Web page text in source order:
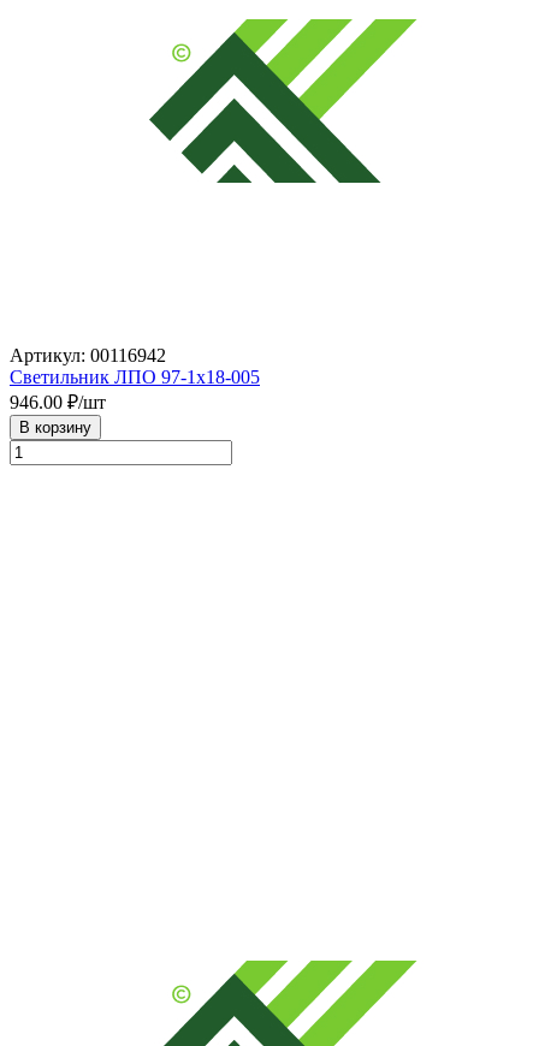
Артикул: 00116942
Светильник ЛПО 97-1х18-005
946.00 ₽/шт
В корзину